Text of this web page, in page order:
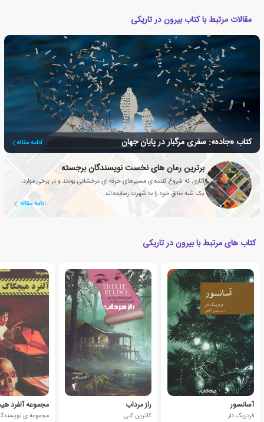
مقالات مرتبط با کتاب بیرون در تاریکی
کتاب «جاده»: سفری مرگبار در پایان جهان ادامه مقاله
برترین رمان های نخست نویسندگان برجسته
آثاری که شروع کننده ی مسیرهای حرفه ایِ درخشانی بودند و در برخی موارد،
یک شَبه خالق خود را به شهرت رسانده اند.
ادامه مقاله
کتاب های مرتبط با بیرون در تاریکی
آسانسور
فردریک دار
راز مرداب
کاترین کنی مجموعه ی